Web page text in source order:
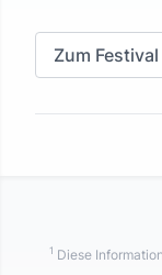
Zum Festival
1 Diese